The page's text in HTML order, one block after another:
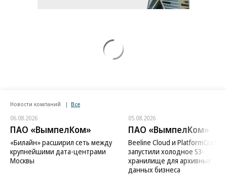
Новости компаний Все
06.08.2026
ПАО «ВымпелКом»
«Билайн» расширил сеть между
крупнейшими дата-центрами
Москвы
05.08.2026
ПАО «ВымпелКом»
Beeline Cloud и PlatformCraft
запустили холодное S3-
хранилище для архивных
данных бизнеса